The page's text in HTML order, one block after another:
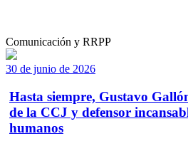
Comunicación y RRPP
30 de junio de 2026
Hasta siempre, Gustavo
de la CCJ y defensor
humanos